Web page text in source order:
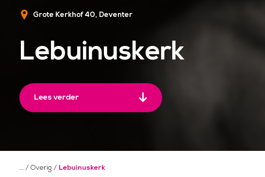
Grote Kerkhof 40 Deventer
Lebuinuskerk
Lees verder
/ Overig / Lebuinuskerk